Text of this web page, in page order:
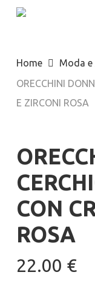
Skip
content
Home Moda e
ORECCHINI
E ZIRCONI ROSA
CON
ROSA
22.00 €